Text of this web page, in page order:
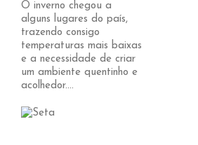
O inverno chegou a
alguns lugares do país,
trazendo consigo
temperaturas mais baixas
e a necessidade de criar
um ambiente quentinho e
acolhedor....